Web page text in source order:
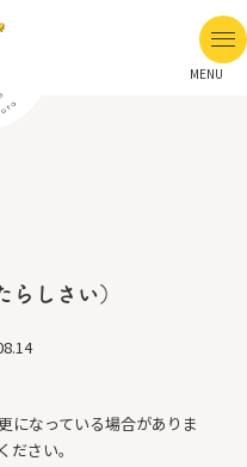
MENU
しさい）
になっている場合がありま
さい。